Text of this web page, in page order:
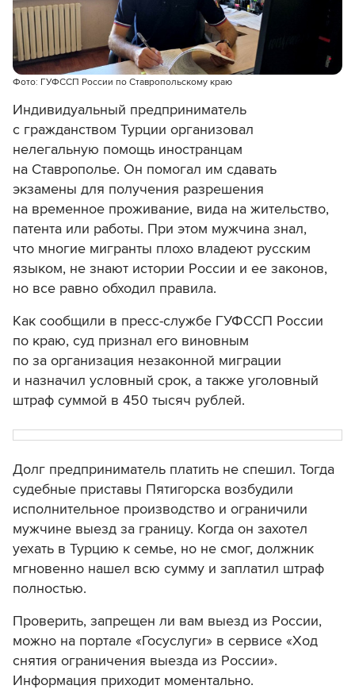
Фото: ГУФССП России по Ставропольскому краю
Индивидуальный предприниматель
с гражданством Турции организовал
нелегальную помощь иностранцам
на Ставрополье. Он помогал им сдавать
экзамены для получения разрешения
на временное проживание, вида на жительство,
патента или работы. При этом мужчина знал,
что многие мигранты плохо владеют русским
языком, не знают истории России и ее законов,
но все равно обходил правила.
Как сообщили в пресс-службе ГУФССП России
по краю, суд признал его виновным
по за организация незаконной миграции
и назначил условный срок, а также уголовный
штраф суммой в 450 тысяч рублей.
Долг предприниматель платить не спешил. Тогда
судебные приставы Пятигорска возбудили
исполнительное производство и ограничили
мужчине выезд за границу. Когда он захотел
уехать в Турцию к семье, но не смог, должник
мгновенно нашел всю сумму и заплатил штраф
полностью.
Проверить, запрещен ли вам выезд из России,
можно на портале «Госуслуги» в сервисе «Ход
снятия ограничения выезда из России».
Информация приходит моментально.